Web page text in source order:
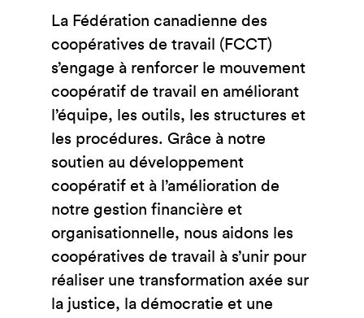
La Fédération canadienne des
coopératives de travail (FCCT)
s’engage à renforcer le mouvement
coopératif de travail en améliorant
l’équipe, les outils, les structures et
les procédures. Grâce à notre
soutien au développement
coopératif et à l’amélioration de
notre gestion financière et
organisationnelle, nous aidons les
coopératives de travail à s’unir pour
réaliser une transformation axée sur
la justice, la démocratie et une